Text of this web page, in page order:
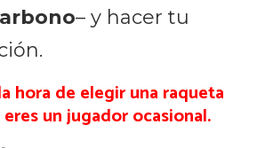
– y hacer tu
hora de elegir una raqueta
un jugador ocasional.